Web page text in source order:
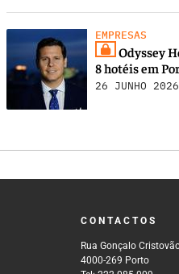
EMPRESAS
Odyssey
8 hotéis em
26 JUNHO 2026
CONTACTOS
Rua Gonçalo
4000-269 Porto